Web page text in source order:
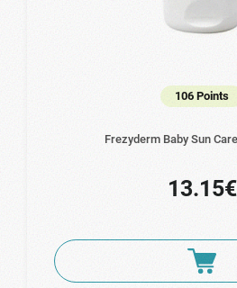
106 Points
Frezyderm Baby Sun
13.15€